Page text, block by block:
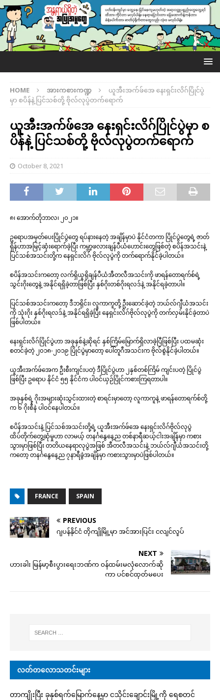
HOME အားကစားကဏ္ဍ
ယူအီးအက်ဖ်အေ နေးရှင်းလိဂ်ပြိုင်ပွဲ
မှာ စပိန်နဲ့ ပြင်သစ်တို့ ဗိုလ်လုပွဲတက်ရောက်
ယူအီးအက်ဖ်အေ နေးရှင်းလိဂ်ပြိုင်ပွဲမှာ စ
ပိန်နဲ့ ပြင်သစ်တို့ ဗိုလ်လုပွဲတက်ရောက်
October 8, 2021
၈၊ အောက်တိုဘာလ၊ ၂၀၂၁။
ဥရောပအမှတ်ပေးပြိုင်ပွဲတွေ ရပ်နားနေတဲ့ အချိန်မှာပဲ နိုင်ငံတကာ ပြိုင်ပွဲတွေရဲ့ ဇာတ်
ရှိန်ဟာအမြင့်ဆုံးရောက်ခဲ့ပြီး ကမ္ဘာ့ဖလားချန်ပီယံဟောင်းတွေဖြစ်တဲ့ စပိန်အသင်းနဲ့
ပြင်သစ်အသင်းတို့က နေရှင်းလိဂ် ဗိုလ်လုပွဲကို တက်ရောက်နိုင်ခဲ့ပါတယ်။
စပိန်အသင်းကတော့ လက်ရှိယူရိုချန်ပီယံအီတလီအသင်းကို ဖာရန်တောရက်စ်ရဲ့
သွင်းဂိုးတွေနဲ့ အနိုင်ရရှိခဲ့တာဖြစ်ပြီး နှစ်ဂိုးတစ်ဂိုးရလဒ်နဲ့ အနိုင်ရခဲ့တာပါ။
ပြင်သစ်အသင်းကတော့ ဒီဘရိုင်း၊ လူကာကူတို့ ဦးဆောင်ခဲ့တဲ့ ဘယ်လ်ဂျီယံအသင်း
ကို သုံးဂိုး နှစ်ဂိုးရလဒ်နဲ့ အနိုင်ရရှိခဲ့ပြီး နေရှင်းလိဂ်ဗိုလ်လုပွဲကို တက်လှမ်းနိုင်ခဲ့တာပဲ
ဖြစ်ပါတယ်။
နေးရှင်းလိဂ်ပြိုင်ပွဲဟာ အခုနှစ်နဲ့ဆိုရင် နှစ်ကြိမ်မြောက်ရှိလာခဲ့ပြီဖြစ်ပြီး ပထမဆုံး
စတင်ခဲ့တဲ့ ၂၀၁၈-၂၀၁၉ ပြိုင်ပွဲမှာတော့ ပေါ်တူဂီအသင်းက ဗိုလ်စွဲနိုင်ခဲ့ပါတယ်။
ယူအီးအက်ဖ်အေက ဦးစီးကျင်းပတဲ့ ဒီပြိုင်ပွဲဟာ ၂နှစ်တစ်ကြိမ် ကျင်းပတဲ့ ပြိုင်ပွဲ
ဖြစ်ပြီး ဥရောပ နိုင်ငံ ၅၅ နိုင်ငံက ပါဝင်ယှဉ်ပြိုင်ကစားကြရတာပါ။
အခုနှစ်ရဲ့ ဂိုးအများဆုံးသွင်းထားတဲ့ စာရင်းမှာတော့ လူကာကူနဲ့ ဖာရန်တောရက်စ်တို့
က ၆ ဂိုးစီနဲ ပါဝင်နေပါတယ်။
စပိန်အသင်းနဲ့ ပြင်သစ်အသင်းတို့ရဲ့ ယူအီးအက်ဖ်အေ နေးရှင်းလိဂ်ဗိုလ်လုပွဲ
ထိပ်တိုက်တွေ့ဆုံမှုဟာ လာမယ့် တနင်္ဂနွေနေ့ည တစ်နာရီဆယ့်ငါးအချိန်မှာ ကစား
သွားမှာဖြစ်ပြီး တတိယနေရာလုပွဲအဖြစ် အီတလီအသင်းနဲ့ ဘယ်လ်ဂျီယံအသင်းတို့
ကတော့ တနင်္ဂနွေနေ့ည ၇နာရီခွဲအချိန်မှာ ကစားသွားမှာပဲဖြစ်ပါတယ်။
FRANCE SPAIN
PREVIOUS
ဂျပန်နိုင်ငံ တိုကျိုမြို့မှာ အင်အားပြင်း ငလျင်လှုပ်
NEXT
ဟားခါး မြန်မာ့စီးပွားရေးဘဏ်က ဝန်ထမ်းမလုံလောက်ဆို
ကာ ပင်စင်ထုတ်မပေး
လတ်တလောသတင်းများ
တာကျိုးပြီး ခုနှစ်ရက်မြောက်နေ့မှာ ငသိုင်းချောင်းမြို့ကို ရေစတင်